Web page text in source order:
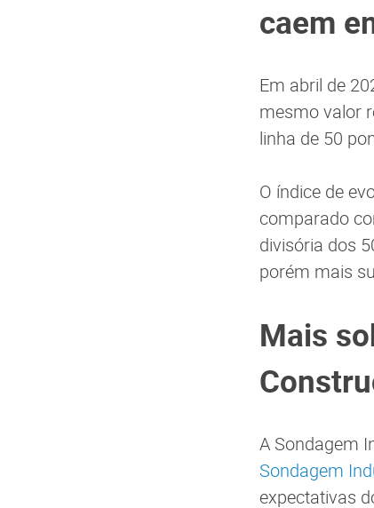
caem
Em abril de
mesmo valor
linha de 50
O índice de
comparado
divisória dos
porém mais
Mais
A Sondagem
Sondagem
expectativas